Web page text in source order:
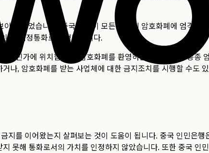
게 되었습니다. 중국과 같이 모든 형태의 암호화폐에 엄격한
)을 법정통화로 인정했습니다.
어딘가에 위치합니다. 암호화폐를 환영하는 국가조차도 종종
나, 암호화폐를 받는 사업체에 대한 금지조치를 시행할 수도
지를 이어왔는지 살펴보는 것이 도움이 됩니다. 중국 인민은
못해 통화로서의 가치를 인정하지 않았습니다. 또한 중국 인